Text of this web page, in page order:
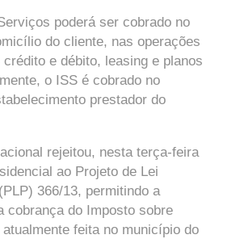
poderá ser cobrado no
do cliente, nas operações
e débito, leasing e planos
o ISS é cobrado no
prestador do
rejeitou, nesta terça-feira
ao Projeto de Lei
366/13, permitindo a
cobrança do Imposto sobre
feita no município do